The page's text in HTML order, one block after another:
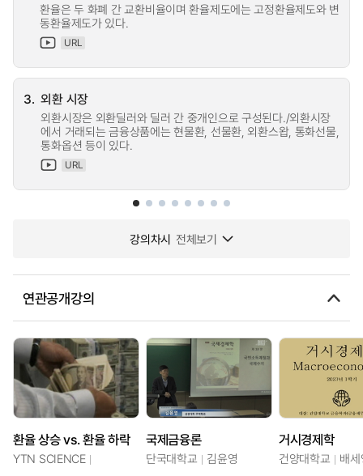
환율은 두 화폐 간 교환비율이며 환율제도에는 고정환율제도와 변
동환율제도가 있다.
URL
3. 외환 시장
외환시장은 외환딜러와 딜러 간 중개인으로 구성된다./외환시장
에서 거래되는 금융상품에는 현물환, 선물환, 외환스왑, 통화선물,
통화옵션 등이 있다.
URL
강의차시 전체보기
연관공개강의
환율 상승 vs. 환율 하락
YTN SCIENCE
국제금융론
단국대학교 김윤영
거시경제학
건양대학교 배